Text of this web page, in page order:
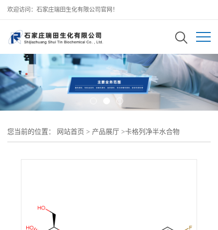
欢迎访问：石家庄瑞田生化有限公司官网！
您当前的位置： 网站首页 > 产品展厅 >卡格列净半水合物